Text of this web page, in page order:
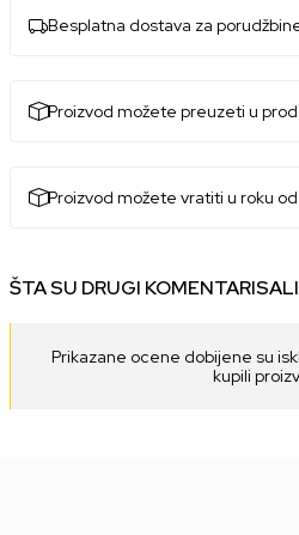
Besplatna dostava za
Proizvod možete preuzeti u
Proizvod možete vratiti u roku od
ŠTA SU DRUGI KOMENTARISALI
Prikazane ocene dobijene su
kupili